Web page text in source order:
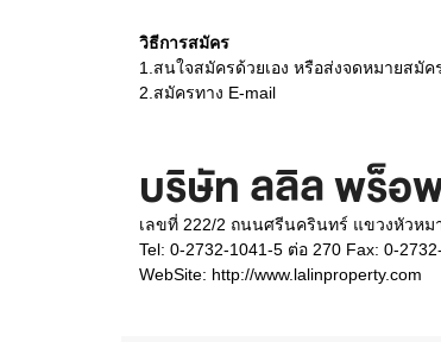
วิธีการสมัคร
1.สนใจสมัครด้วยเอง หรือส่งจดหมายสมั
2.สมัครทาง E-mail
บริษัท ลลิล พร็อ
เลขที่ 222/2 ถนนศรีนครินทร์ แขวงหัวหม
Tel: 0-2732-1041-5 ต่อ 270 Fax: 0-
WebSite: http://www.lalinproperty.com